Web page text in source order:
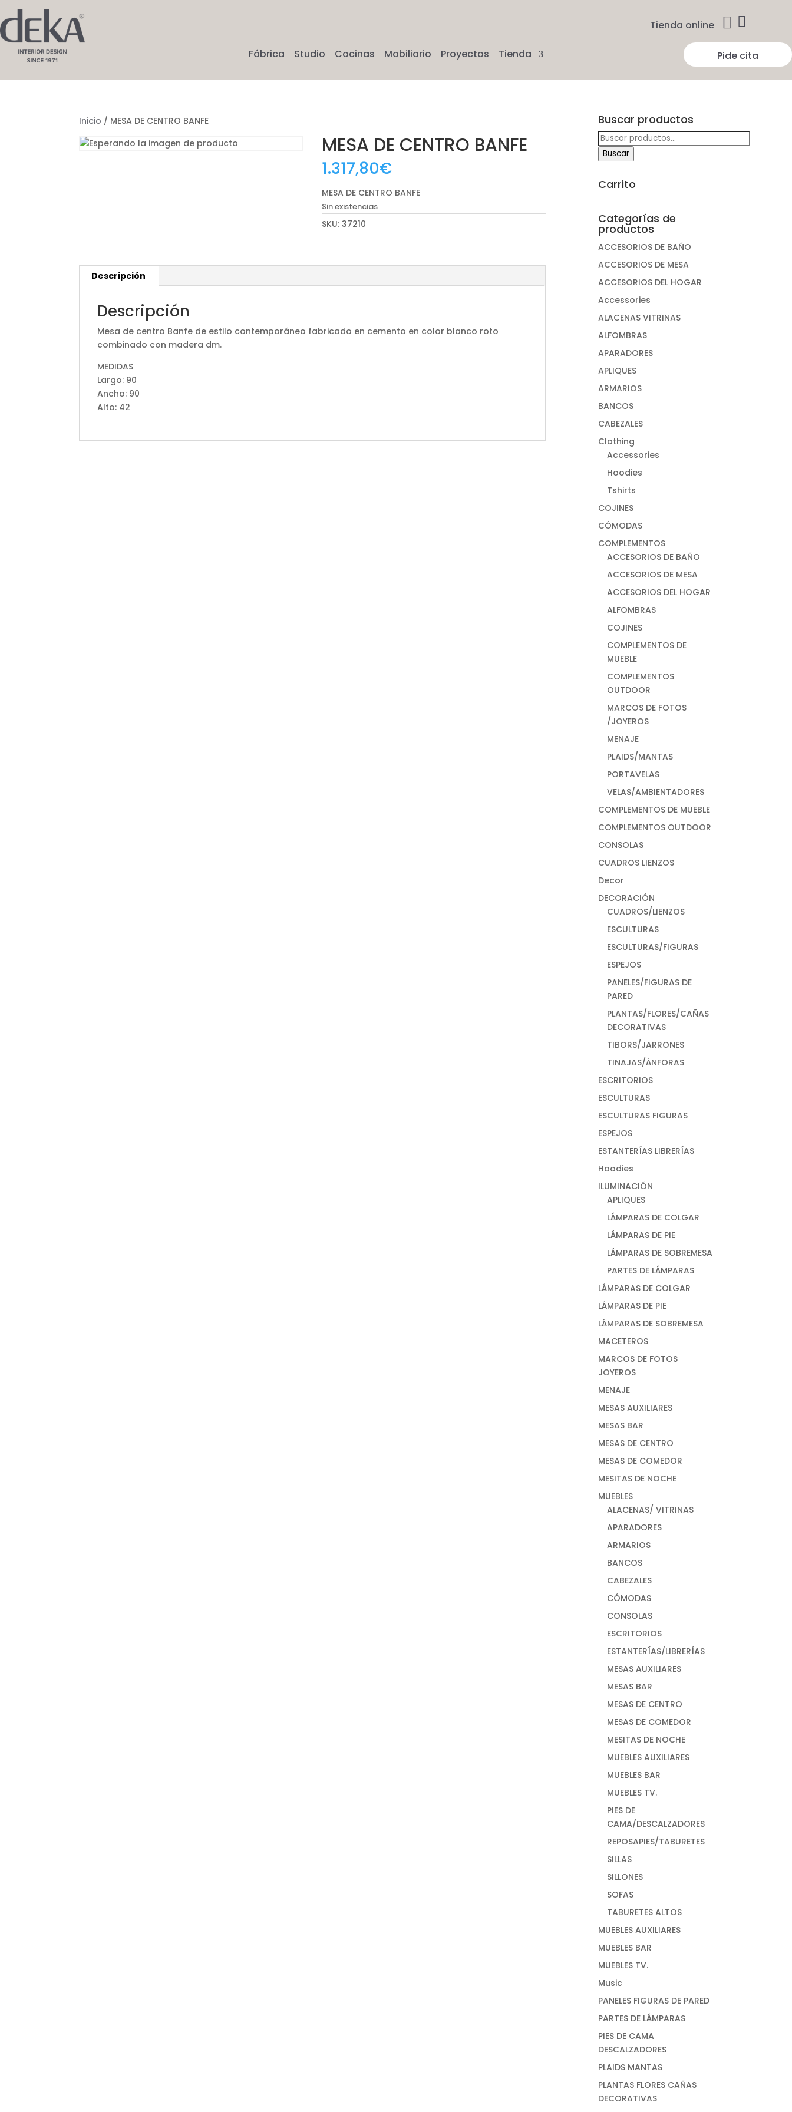
Tienda online  
Fábrica Studio Cocinas Mobiliario Proyectos Tienda Pide cita
Inicio / MESA DE CENTRO BANFE
MESA DE CENTRO BANFE
1.317,80€
MESA DE CENTRO BANFE
Sin existencias
SKU:37210
Descripción
Descripción
Mesa de centro Banfe de estilo contemporáneo fabricado en cemento en color blanco roto
combinado con madera dm.
MEDIDAS
Largo: 90
Ancho: 90
Alto: 42
Buscar productos
Buscar
por:
Buscar
Carrito
Categorías de
productos
ACCESORIOS DE BAÑO
ACCESORIOS DE MESA
ACCESORIOS DEL HOGAR
Accessories
ALACENAS VITRINAS
ALFOMBRAS
APARADORES
APLIQUES
ARMARIOS
BANCOS
CABEZALES
Clothing
Accessories
Hoodies
Tshirts
COJINES
CÓMODAS
COMPLEMENTOS
ACCESORIOS DE BAÑO
ACCESORIOS DE MESA
ACCESORIOS DEL HOGAR
ALFOMBRAS
COJINES
COMPLEMENTOS DE
MUEBLE
COMPLEMENTOS
OUTDOOR
MARCOS DE FOTOS
/JOYEROS
MENAJE
PLAIDS/MANTAS
PORTAVELAS
VELAS/AMBIENTADORES
COMPLEMENTOS DE MUEBLE
COMPLEMENTOS OUTDOOR
CONSOLAS
CUADROS LIENZOS
Decor
DECORACIÓN
CUADROS/LIENZOS
ESCULTURAS
ESCULTURAS/FIGURAS
ESPEJOS
PANELES/FIGURAS DE
PARED
PLANTAS/FLORES/CAÑAS
DECORATIVAS
TIBORS/JARRONES
TINAJAS/ÁNFORAS
ESCRITORIOS
ESCULTURAS
ESCULTURAS FIGURAS
ESPEJOS
ESTANTERÍAS LIBRERÍAS
Hoodies
ILUMINACIÓN
APLIQUES
LÁMPARAS DE COLGAR
LÁMPARAS DE PIE
LÁMPARAS DE SOBREMESA
PARTES DE LÁMPARAS
LÁMPARAS DE COLGAR
LÁMPARAS DE PIE
LÁMPARAS DE SOBREMESA
MACETEROS
MARCOS DE FOTOS
JOYEROS
MENAJE
MESAS AUXILIARES
MESAS BAR
MESAS DE CENTRO
MESAS DE COMEDOR
MESITAS DE NOCHE
MUEBLES
ALACENAS/ VITRINAS
APARADORES
ARMARIOS
BANCOS
CABEZALES
CÓMODAS
CONSOLAS
ESCRITORIOS
ESTANTERÍAS/LIBRERÍAS
MESAS AUXILIARES
MESAS BAR
MESAS DE CENTRO
MESAS DE COMEDOR
MESITAS DE NOCHE
MUEBLES AUXILIARES
MUEBLES BAR
MUEBLES TV.
PIES DE
CAMA/DESCALZADORES
REPOSAPIES/TABURETES
SILLAS
SILLONES
SOFAS
TABURETES ALTOS
MUEBLES AUXILIARES
MUEBLES BAR
MUEBLES TV.
Music
PANELES FIGURAS DE PARED
PARTES DE LÁMPARAS
PIES DE CAMA
DESCALZADORES
PLAIDS MANTAS
PLANTAS FLORES CAÑAS
DECORATIVAS